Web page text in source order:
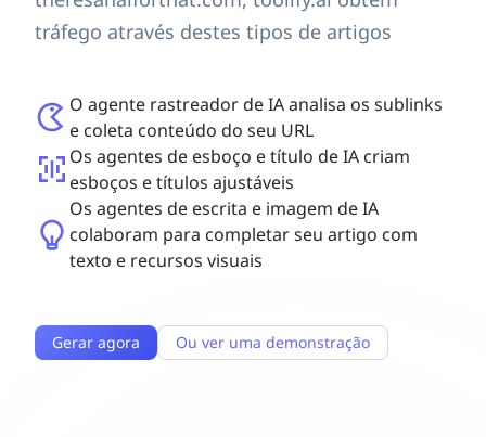
tráfego através destes tipos de artigos
O agente rastreador de IA analisa os sublinks
e coleta conteúdo do seu URL
Os agentes de esboço e título de IA criam
esboços e títulos ajustáveis
Os agentes de escrita e imagem de IA
colaboram para completar seu artigo com
texto e recursos visuais
Gerar agora Ou ver uma demonstração